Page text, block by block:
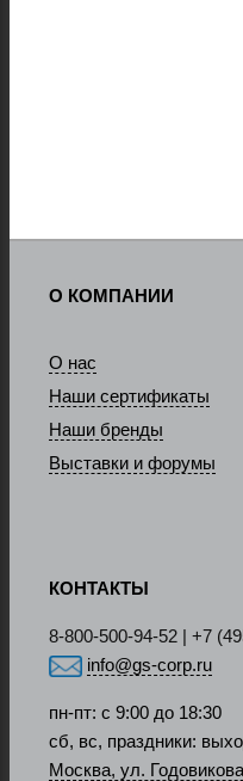
О КОМПАНИИ
О нас
Наши сертификаты
Наши бренды
Выставки и форумы
КОНТАКТЫ
8-800-500-94-52 | +7
info@gs-corp.ru
пн-пт: с 9:00 до 18:30
сб, вс, праздники:
Москва, ул.